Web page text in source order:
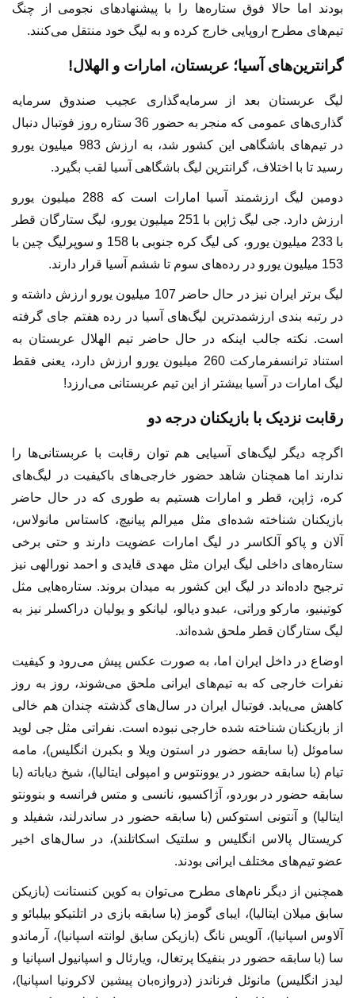
بودند اما حالا فوق ستاره‌ها را با پیشنهادهای نجومی از چنگ
تیم‌های مطرح اروپایی خارج کرده و به لیگ خود منتقل می‌کنند.
گرانترین‌های آسیا؛ عربستان، امارات و الهلال!
لیگ عربستان بعد از سرمایه‌گذاری عجیب صندوق سرمایه
گذاری‌های عمومی که منجر به حضور 36 ستاره روز فوتبال دنبال
در تیم‌های باشگاهی این کشور شد، به ارزش 983 میلیون یورو
رسید تا با اختلاف، گرانترین لیگ باشگاهی آسیا لقب بگیرد.
دومین لیگ ارزشمند آسیا امارات است که 288 میلیون یورو
ارزش دارد. جی لیگ ژاپن با 251 میلیون یورو، لیگ ستارگان قطر
با 233 میلیون یورو، کی لیگ کره جنوبی با 158 و سوپرلیگ چین با
153 میلیون یورو در رده‌های سوم تا ششم آسیا قرار دارند.
لیگ برتر ایران نیز در حال حاضر 107 میلیون یورو ارزش داشته و
در رتبه بندی ارزشمدترین لیگ‌های آسیا در رده هفتم جای گرفته
است. نکته جالب اینکه در حال حاضر تیم الهلال عربستان به
استناد ترانسفرمارکت 260 میلیون یورو ارزش دارد، یعنی فقط
لیگ امارات در آسیا بیشتر از این تیم عربستانی می‌ارزد!
رقابت نزدیک با بازیکنان درجه دو
اگرچه دیگر لیگ‌های آسیایی هم توان رقابت با عربستانی‌ها را
ندارند اما همچنان شاهد حضور خارجی‌های باکیفیت در لیگ‌های
کره، ژاپن، قطر و امارات هستیم به طوری که در حال حاضر
بازیکنان شناخته شده‌ای مثل میرالم پیانیچ، کاستاس مانولاس،
آلان و پاکو آلکاسر در لیگ امارات عضویت دارند و حتی برخی
ستاره‌های داخلی لیگ ایران مثل مهدی قایدی و احمد نورالهی نیز
ترجیح داده‌اند در لیگ این کشور به میدان بروند. ستاره‌هایی مثل
کوتینیو، مارکو وراتی، عبدو دیالو، لیانکو و یولیان دراکسلر نیز به
لیگ ستارگان قطر ملحق شده‌اند.
اوضاع در داخل ایران اما، به صورت عکس پیش می‌رود و کیفیت
نفرات خارجی که به تیم‌های ایرانی ملحق می‌شوند، روز به روز
کاهش می‌یابد. فوتبال ایران در سال‌های گذشته چندان هم خالی
از بازیکنان شناخته شده خارجی نبوده است. نفراتی مثل جی لوید
ساموئل (با سابقه حضور در استون ویلا و بکبرن انگلیس)، مامه
تیام (با سابقه حضور در یوونتوس و امپولی ایتالیا)، شیخ دیاباته (با
سابقه حضور در بوردو، آژاکسیو، نانسی و متس فرانسه و بنوونتو
ایتالیا) و آنتونی استوکس (با سابقه حضور در ساندرلند، شفیلد و
کریستال پالاس انگلیس و سلتیک اسکاتلند)، در سال‌های اخیر
عضو تیم‌های مختلف ایرانی بودند.
همچنین از دیگر نام‌های مطرح می‌توان به کوین کنستانت (بازیکن
سابق میلان ایتالیا)، ایبای گومز (با سابقه بازی در اتلتیکو بیلبائو و
آلاوس اسپانیا)، آلویس نانگ (بازیکن سابق لوانته اسپانیا)، آرماندو
سا (با سابقه حضور در بنفیکا پرتغال، ویارئال و اسپانیول اسپانیا و
لیدز انگلیس) مانوئل فرناندز (دروازه‌بان پیشین لاکرونیا اسپانیا)،